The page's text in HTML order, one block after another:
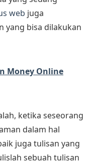
web juga
yang bisa dilakukan
Money Online
ketika seseorang
dalam hal
juga tulisan yang
sebuah tulisan